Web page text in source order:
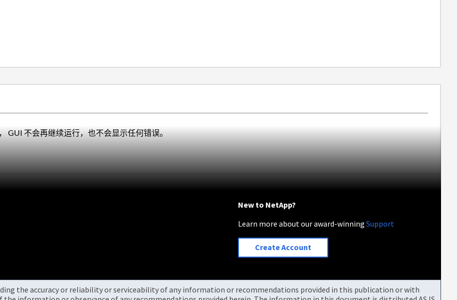
GUI 不会再继续运行，也不会显示任何错误。
New to NetApp?
Learn more about our award-winningSupport
Create Account
the accuracy or reliability or serviceability of any information or recommendations provided in this publication or with